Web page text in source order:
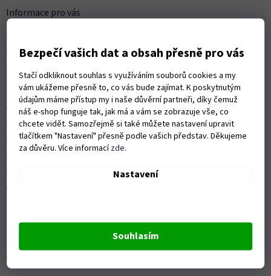
Bezpečí vašich dat a obsah přesně pro vás
Stačí odkliknout souhlas s využíváním souborů cookies a my
vám ukážeme přesně to, co vás bude zajímat. K poskytnutým
údajům máme přístup my i naše důvěrní partneři, díky čemuž
náš e-shop funguje tak, jak má a vám se zobrazuje vše, co
chcete vidět. Samozřejmě si také můžete nastavení upravit
tlačítkem "Nastavení" přesně podle vašich představ. Děkujeme
za důvěru. Více informacízde.
Nastavení
Souhlasím
Informace pro vás
Obchodní podmínky
Možnosti dopravy
Platební možnosti
Vrácení zboží a reklamace
Nákup na splátky
ISO 9001:2015
Autorizovaný servis Husqvarna